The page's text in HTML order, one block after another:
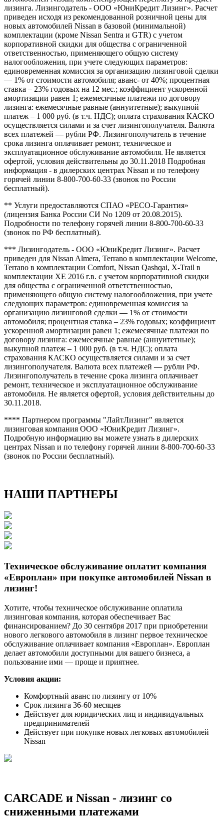
лизинга. Лизингодатель - ООО «ЮниКредит Лизинг». Расчет
приведен исходя из рекомендованной розничной цены для
новых автомобилей Nissan в базовой (минимальной)
комплектации (кроме Nissan Sentra и GTR) с учетом
корпоративной скидки для общества с ограниченной
ответственностью, применяющего общую систему
налогообложения, при учете следующих параметров:
единовременная комиссия за организацию лизинговой сделки
— 1% от стоимости автомобиля; аванс- от 40%; процентная
ставка – 23% годовых на 12 мес.; коэффициент ускоренной
амортизации равен 1; ежемесячные платежи по договору
лизинга: ежемесячные равные (аннуитетные); выкупной
платеж – 1 000 руб. (в т.ч. НДС); оплата страхования КАСКО
осуществляется силами и за счет лизингополучателя. Валюта
всех платежей — рубли РФ. Лизингополучатель в течение
срока лизинга оплачивает ремонт, техническое и
эксплуатационное обслуживание автомобиля. Не является
офертой, условия действительны до 30.11.2018 Подробная
информация - в дилерских центрах Nissan и по телефону
горячей линии 8-800-700-60-33 (звонок по России
бесплатный).
** Услуги предоставляются СПАО «РЕСО-Гарантия»
(лицензия Банка России СИ No 1209 от 20.08.2015).
Подробности по телефону горячей линии 8-800-700-60-33
(звонок по РФ бесплатный).
*** Лизингодатель - ООО «ЮниКредит Лизинг». Расчет
приведен для Nissan Almera, Terrano в комплектации Welcome,
Terrano в комплектации Comfort, Nissan Qashqai, X-Trail в
комплектации XE 2016 г.в. с учетом корпоративной скидки
для общества с ограниченной ответственностью,
применяющего общую систему налогообложения, при учете
следующих параметров: единовременная комиссия за
организацию лизинговой сделки — 1% от стоимости
автомобиля; процентная ставка – 23% годовых; коэффициент
ускоренной амортизации равен 1; ежемесячные платежи по
договору лизинга: ежемесячные равные (аннуитетные);
выкупной платеж – 1 000 руб. (в т.ч. НДС); оплата
страхования КАСКО осуществляется силами и за счет
лизингополучателя. Валюта всех платежей — рубли РФ.
Лизингополучатель в течение срока лизинга оплачивает
ремонт, техническое и эксплуатационное обслуживание
автомобиля. Не является офертой, условия действительны до
30.11.2018.
**** Партнером программы "ЛайтЛизинг" является
лизинговая компания ООО «ЮниКредит Лизинг».
Подробную информацию вы можете узнать в дилерских
центрах Nissan и по телефону горячей линии 8-800-700-60-33
(звонок по России бесплатный).
НАШИ ПАРТНЕРЫ
Техническое обслуживание оплатит компания
«Европлан» при покупке автомобилей Nissan в
лизинг!
Хотите, чтобы техническое обслуживание оплатила
лизинговая компания, которая обеспечивает Вас
финансированием? До 30 сентября 2017 при приобретении
нового легкового автомобиля в лизинг первое техническое
обслуживание оплачивает компания «Европлан». Европлан
делает автомобили доступными для вашего бизнеса, а
пользование ими — проще и приятнее.
Условия акции:
Комфортный аванс по лизингу от 10%
Срок лизинга 36-60 месяцев
Действует для юридических лиц и индивидуальных
предпринимателей
Действует при покупке новых легковых автомобилей
Nissan
CARCADE и Nissan - лизинг со
сниженными платежами